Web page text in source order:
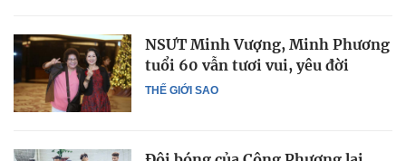
THẾ GIỚI SAO
NSƯT Minh Vượng, Minh Phương
tuổi 60 vẫn tươi vui, yêu đời